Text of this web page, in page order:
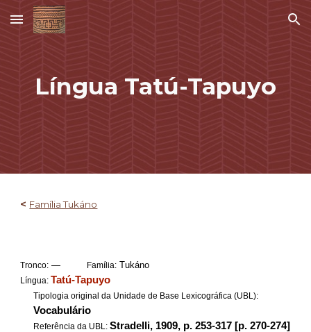
Skip to main content Skip to navigation
Língua Tatú-Tapuyo
< Família Tukáno
Tronco: — Família: Tukáno
Língua: Tatú-Tapuyo
Tipologia original da Unidade de Base Lexicográfica (UBL):
Vocabulário
Referência da UBL:Stradelli, 1909, p. 253-317 [p. 270-274]